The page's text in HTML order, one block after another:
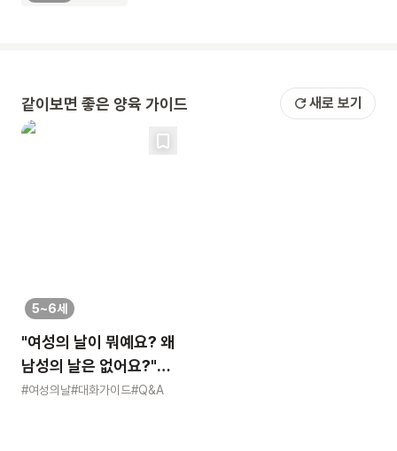
같이보면 좋은 양육 가이드 새로 보기
5~6세
"여성의 날이 뭐예요? 왜
남성의 날은 없어요?"
묻는 어린이에게 이렇게
#여성의날#대화가이드#Q&A